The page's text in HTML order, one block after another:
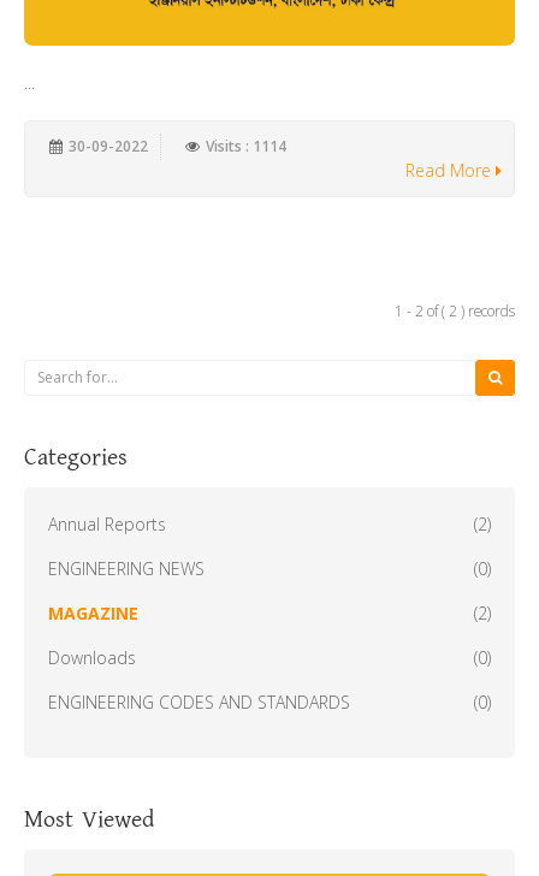
...
30-09-2022 Visits : 1114
Read More
1 - 2 of ( 2 ) records
Categories
Annual Reports
(2)
ENGINEERING NEWS
(0)
MAGAZINE
(2)
Downloads
(0)
ENGINEERING CODES AND STANDARDS
(0)
Most Viewed